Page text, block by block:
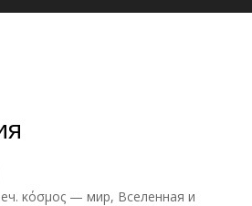
κόσμος — мир, Вселенная и